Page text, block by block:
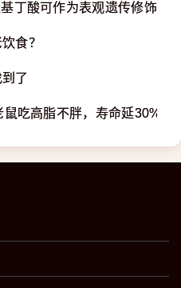
丁酸可作为表观遗传修饰剂
食？
了
吃高脂不胖，寿命延30%